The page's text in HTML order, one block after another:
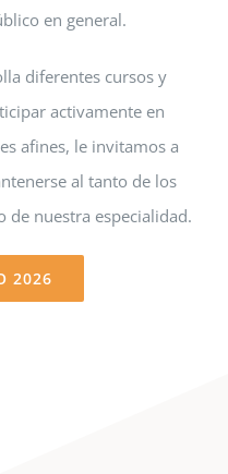
en general.
diferentes cursos y
activamente en
afines, le invitamos a
al tanto de los
de nuestra especialidad.
2026